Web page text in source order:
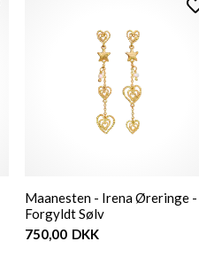
Maanesten - Irena Øreringe -
Forgyldt Sølv
750,00 DKK